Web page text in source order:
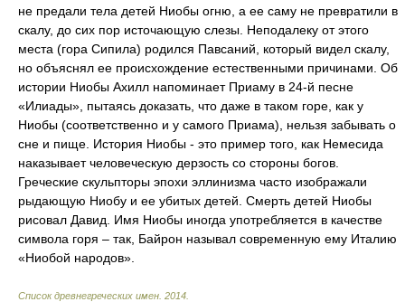
не предали тела детей Ниобы огню, а ее саму не превратили в
скалу, до сих пор источающую слезы. Неподалеку от этого
места (гора Сипила) родился Павсаний, который видел скалу,
но объяснял ее происхождение естественными причинами. Об
истории Ниобы Ахилл напоминает Приаму в 24-й песне
«Илиады», пытаясь доказать, что даже в таком горе, как у
Ниобы (соответственно и у самого Приама), нельзя забывать о
сне и пище. История Ниобы - это пример того, как Немесида
наказывает человеческую дерзость со стороны богов.
Греческие скульпторы эпохи эллинизма часто изображали
рыдающую Ниобу и ее убитых детей. Смерть детей Ниобы
рисовал Давид. Имя Ниобы иногда употребляется в качестве
символа горя – так, Байрон называл современную ему Италию
«Ниобой народов».
Список древнегреческих имен 2014